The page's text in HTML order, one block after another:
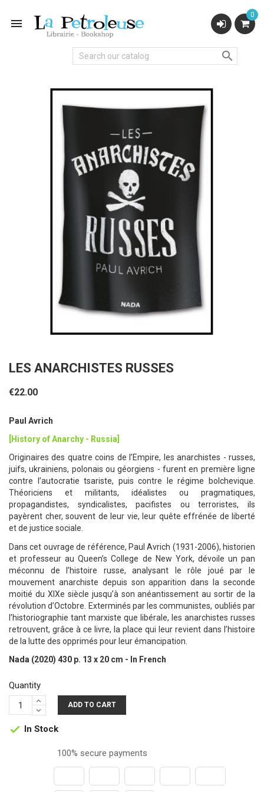

0

LES ANARCHISTES RUSSES
€22.00
Paul Avrich
[History of Anarchy - Russia]
Originaires des quatre coins de l’Empire, les anarchistes - russes,
juifs, ukrainiens, polonais ou géorgiens - furent en première ligne
contre l’autocratie tsariste, puis contre le régime bolchevique.
Théoriciens et militants, idéalistes ou pragmatiques,
propagandistes, syndicalistes, pacifistes ou terroristes, ils
payèrent cher, souvent de leur vie, leur quête effrénée de liberté
et de justice sociale.
Dans cet ouvrage de référence, Paul Avrich (1931-2006), historien
et professeur au Queen’s College de New York, dévoile un pan
méconnu de l’histoire russe, analysant le rôle joué par le
mouvement anarchiste depuis son apparition dans la seconde
moitié du XIXe siècle jusqu’à son anéantissement au sortir de la
révolution d’Octobre. Exterminés par les communistes, oubliés par
l’historiographie tant marxiste que libérale, les anarchistes russes
retrouvent, grâce à ce livre, la place qui leur revient dans l’histoire
de la lutte des opprimés pour leur émancipation.
Nada (2020) 430 p. 13 x 20 cm - In French
Quantity
ADD TO CART
 In Stock
100% secure payments